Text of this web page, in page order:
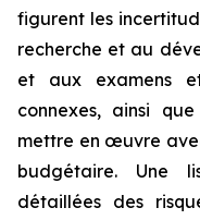
figurent les
recherche et au
et aux examens
connexes, ainsi
mettre en œuvre
budgétaire. Une
détaillées des